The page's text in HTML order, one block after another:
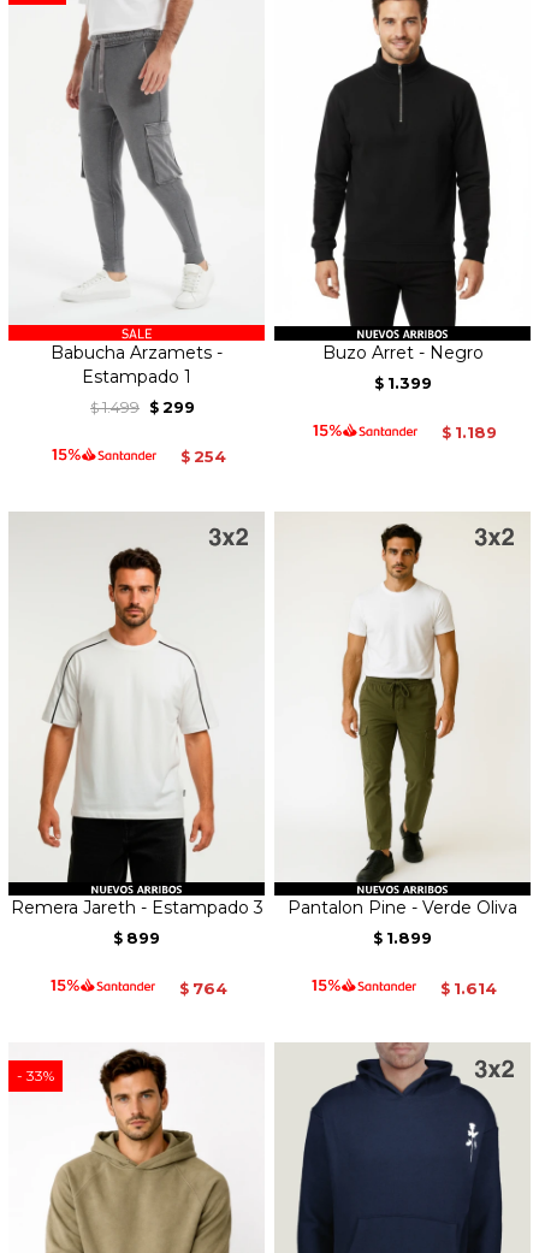
Babucha Arzamets -
Estampado 1
$ 1.499 $ 299
$ 254
Buzo Arret - Negro
$ 1.399
$ 1.189
Remera Jareth - Estampado 3
$ 899
$ 764
Pantalon Pine - Verde Oliva
$ 1.899
$ 1.614
33